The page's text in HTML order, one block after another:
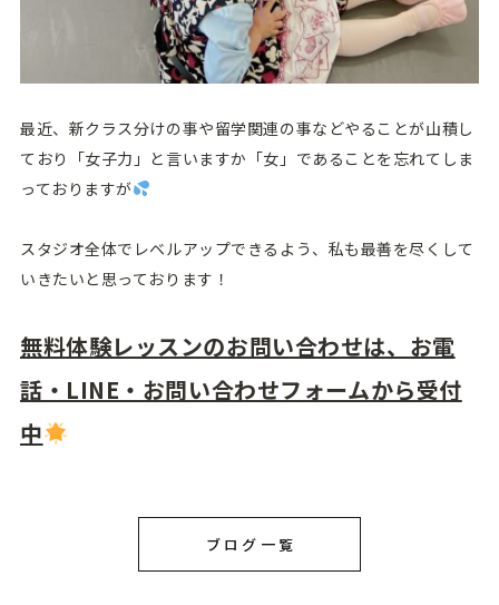
最近、新クラス分けの事や留学関連の事などやることが山積し
ており「女子力」と言いますか「女」であることを忘れてしま
っておりますが
スタジオ全体でレベルアップできるよう、私も最善を尽くして
いきたいと思っております！
無料体験レッスンのお問い合わせは、お電
話・LINE・お問い合わせフォームから受付
中
ブログ一覧